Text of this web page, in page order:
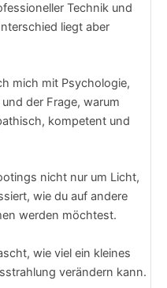
Technik und
liegt aber
mich mit Psychologie,
der Frage, warum
kompetent und
nicht nur um Licht,
wie du auf andere
werden möchtest.
wie viel ein kleines
verändern kann.